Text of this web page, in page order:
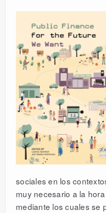
sociales en los
muy necesario a la
mediante los cuales se